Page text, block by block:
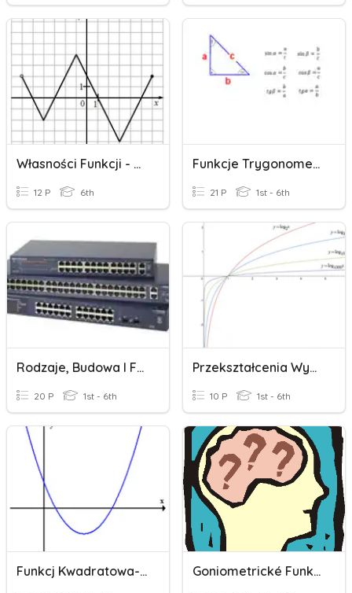
Własności Funkcji - Kl. 1E
12 P 6th
Funkcje Trygonometryczne 1
21 P 1st - 6th
Rodzaje, Budowa I Funkcje Urządzeń Sieciowych
20 P 1st - 6th
Przekształcenia Wykresu Funkcji Logarytmicznej
10 P 1st - 6th
Funkcj Kwadratowa-Powtórzenie Goniometrické Funkce Ostrého Úhlu